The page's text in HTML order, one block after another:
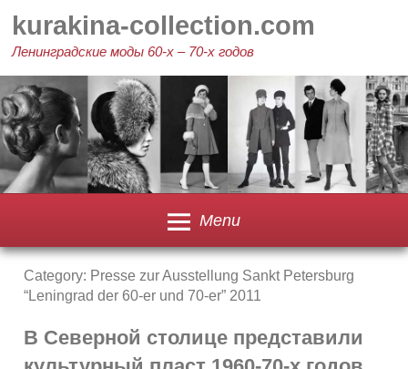
content
kurakina-collection.com
Ленинградские моды 60-х – 70-х годов
Menu
Category: Presse zur Ausstellung Sankt Petersburg
“Leningrad der 60-er und 70-er” 2011
В Северной столице представили